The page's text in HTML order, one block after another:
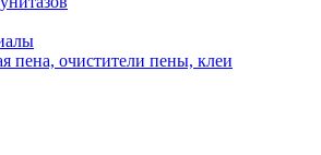
пена, очистители пены, клеи